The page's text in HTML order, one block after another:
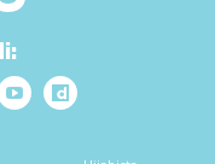
sebabkan
Kata nya perlu untuk
dari mulut) untuk
ke ICU untuk